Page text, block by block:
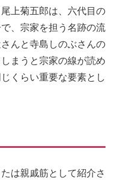
上菊五郎は、六代目の
、宗家を担う名跡の流
んと寺島しのぶさんの
まうと宗家の線が読め
くらい重要な要素とし
は親戚筋として紹介さ